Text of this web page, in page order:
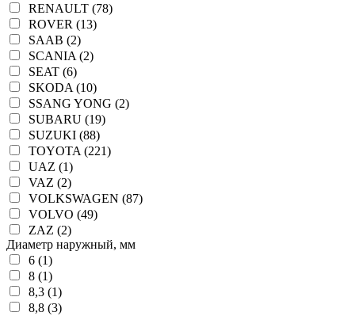
RENAULT (78)
ROVER (13)
SAAB (2)
SCANIA (2)
SEAT (6)
SKODA (10)
SSANG YONG (2)
SUBARU (19)
SUZUKI (88)
TOYOTA (221)
UAZ (1)
VAZ (2)
VOLKSWAGEN (87)
VOLVO (49)
ZAZ (2)
Диаметр наружный, мм
6 (1)
8 (1)
8,3 (1)
8,8 (3)